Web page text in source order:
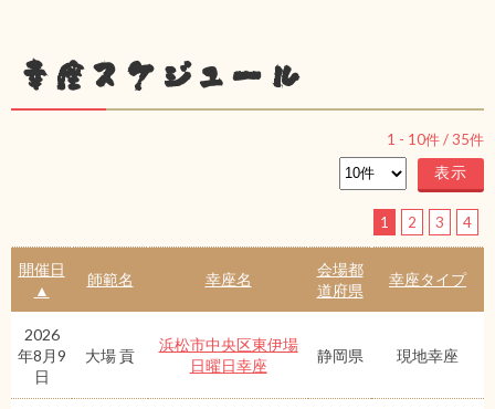
幸座スケジュール
1 - 10件 /35件
1 2 3 4
開催日
▲
師範名 幸座名
会場都
道府県
幸座タイプ
2026
年8月9
日
大場 貢
浜松市中央区東伊場
日曜日幸座
静岡県 現地幸座